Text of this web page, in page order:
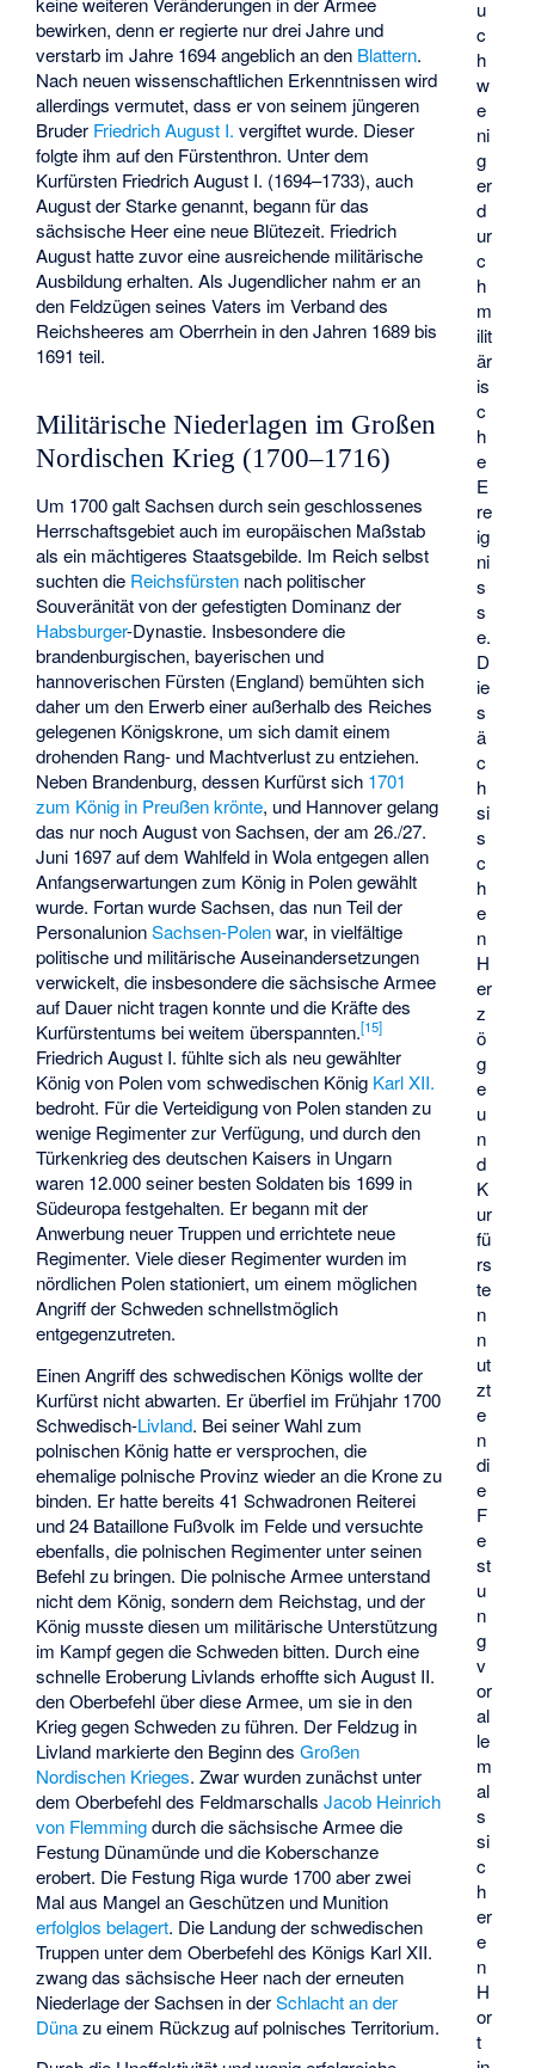
u
c
h
w
e
ni
g
er
d
ur
c
h
m
ilit
är
is
c
h
e
E
re
ig
ni
s
s
e.
D
ie
s
ä
c
h
si
s
c
h
e
n
H
er
z
ö
g
e
u
n
d
K
ur
fü
rs
te
n
n
ut
zt
e
n
di
e
F
e
st
u
n
g
v
or
al
le
m
al
s
si
c
h
er
e
n
H
or
t
bewirken, denn er regierte nur drei Jahre und
verstarb im Jahre 1694 angeblich an den Blattern.
Nach neuen wissenschaftlichen Erkenntnissen wird
allerdings vermutet, dass er von seinem jüngeren
Bruder Friedrich August I. vergiftet wurde. Dieser
folgte ihm auf den Fürstenthron. Unter dem
Kurfürsten Friedrich August I. (1694–1733), auch
August der Starke genannt, begann für das
sächsische Heer eine neue Blütezeit. Friedrich
August hatte zuvor eine ausreichende militärische
Ausbildung erhalten. Als Jugendlicher nahm er an
den Feldzügen seines Vaters im Verband des
Reichsheeres am Oberrhein in den Jahren 1689 bis
1691 teil.
Militärische Niederlagen im Großen
Nordischen Krieg (1700–1716)
Um 1700 galt Sachsen durch sein geschlossenes
Herrschaftsgebiet auch im europäischen Maßstab
als ein mächtigeres Staatsgebilde. Im Reich selbst
suchten die Reichsfürsten nach politischer
Souveränität von der gefestigten Dominanz der
Habsburger-Dynastie. Insbesondere die
brandenburgischen, bayerischen und
hannoverischen Fürsten (England) bemühten sich
daher um den Erwerb einer außerhalb des Reiches
gelegenen Königskrone, um sich damit einem
drohenden Rang- und Machtverlust zu entziehen.
Neben Brandenburg, dessen Kurfürst sich 1701
zum König in Preußen krönte, und Hannover gelang
das nur noch August von Sachsen, der am 26./27.
Juni 1697 auf dem Wahlfeld in Wola entgegen allen
Anfangserwartungen zum König in Polen gewählt
wurde. Fortan wurde Sachsen, das nun Teil der
PersonalunionSachsen-Polenwar, in vielfältige
politische und militärische Auseinandersetzungen
verwickelt, die insbesondere die sächsische Armee
auf Dauer nicht tragen konnte und die Kräfte des
Kurfürstentums bei weitem überspannten.[15]
Friedrich August I. fühlte sich als neu gewählter
König von Polen vom schwedischen König Karl XII.
bedroht. Für die Verteidigung von Polen standen zu
wenige Regimenter zur Verfügung, und durch den
Türkenkrieg des deutschen Kaisers in Ungarn
waren 12.000 seiner besten Soldaten bis 1699 in
Südeuropa festgehalten. Er begann mit der
Anwerbung neuer Truppen und errichtete neue
Regimenter. Viele dieser Regimenter wurden im
nördlichen Polen stationiert, um einem möglichen
Angriff der Schweden schnellstmöglich
entgegenzutreten.
Einen Angriff des schwedischen Königs wollte der
Kurfürst nicht abwarten. Er überfiel im Frühjahr 1700
Schwedisch-Livland. Bei seiner Wahl zum
polnischen König hatte er versprochen, die
ehemalige polnische Provinz wieder an die Krone zu
binden. Er hatte bereits 41 Schwadronen Reiterei
und 24 Bataillone Fußvolk im Felde und versuchte
ebenfalls, die polnischen Regimenter unter seinen
Befehl zu bringen. Die polnische Armee unterstand
nicht dem König, sondern dem Reichstag, und der
König musste diesen um militärische Unterstützung
im Kampf gegen die Schweden bitten. Durch eine
schnelle Eroberung Livlands erhoffte sich August II.
den Oberbefehl über diese Armee, um sie in den
Krieg gegen Schweden zu führen. Der Feldzug in
Livland markierte den Beginn desGroßen
Nordischen Krieges. Zwar wurden zunächst unter
dem Oberbefehl des FeldmarschallsJacob Heinrich
von Flemmingdurch die sächsische Armee die
Festung Dünamünde und die Koberschanze
erobert. Die Festung Riga wurde 1700 aber zwei
Mal aus Mangel an Geschützen und Munition
erfolglos belagert. Die Landung der schwedischen
Truppen unter dem Oberbefehl des Königs Karl XII.
zwang das sächsische Heer nach der erneuten
Niederlage der Sachsen in derSchlacht an der
Dünazu einem Rückzug auf polnisches Territorium.